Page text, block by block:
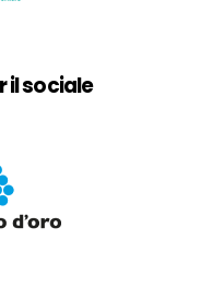
il sociale